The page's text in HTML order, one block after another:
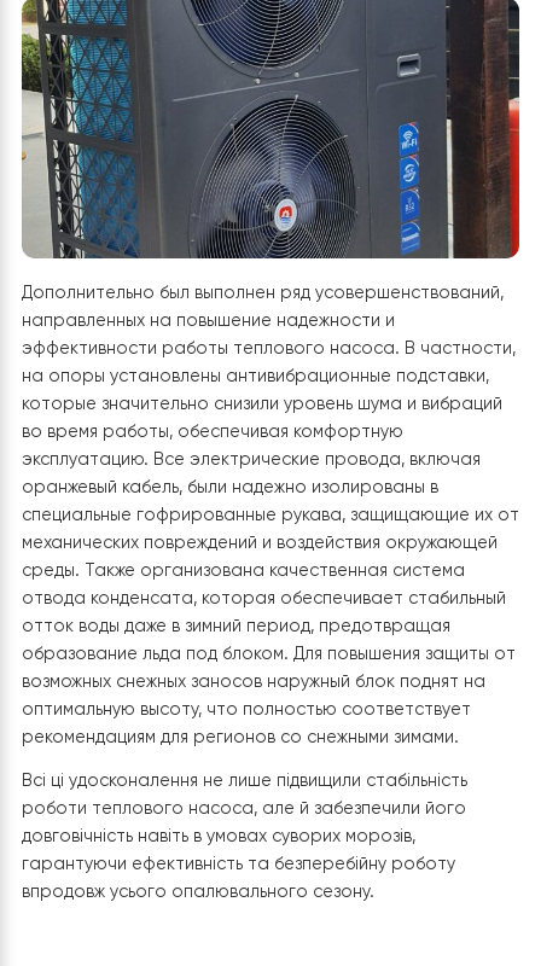
вибрации во время работы компрессора.
Металлический каркас надежно смонтирован, что
предупреждает возможное расшатывание в
эксплуатации. Важно отметить, что вокруг
блока предусмотрено достаточно свободного
пространства, что способствует хорошей
воздуха, необходимой для эффективного
оптимальной работы системы.
Дополнительно был выполнен ряд
направленных на повышение надежности и
на опоры установлены антивибрационные
во время работы, обеспечивая комфортную
эксплуатацию. Все электрические провода, включая
оранжевый кабель, были надежно изолированы в
специальные гофрированные рукава, защищающие